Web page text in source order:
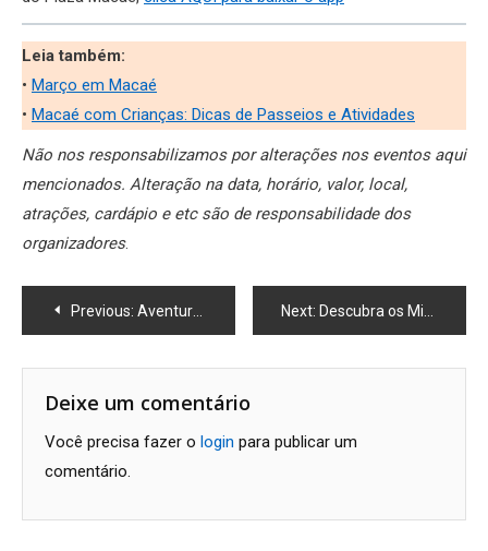
Leia também:
• Março em Macaé
• Macaé com Crianças: Dicas de Passeios e Atividades
Não nos responsabilizamos por alterações nos eventos aqui
mencionados. Alteração na data, horário, valor, local,
atrações, cardápio e etc são de responsabilidade dos
organizadores.
Navegação
de
Post
Previous: Aventuras do Coelho no Plaza Macaé Next: Descubra os Mistérios do Universo: Cursos de Astronomia Gratuitos em Macaé
Deixe um comentário
Você precisa fazer o login para publicar um
comentário.